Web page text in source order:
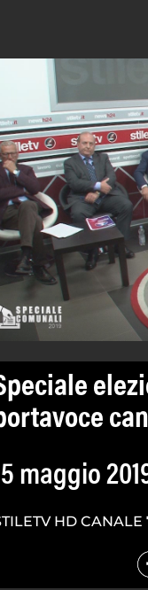
maggio
HD CANALE